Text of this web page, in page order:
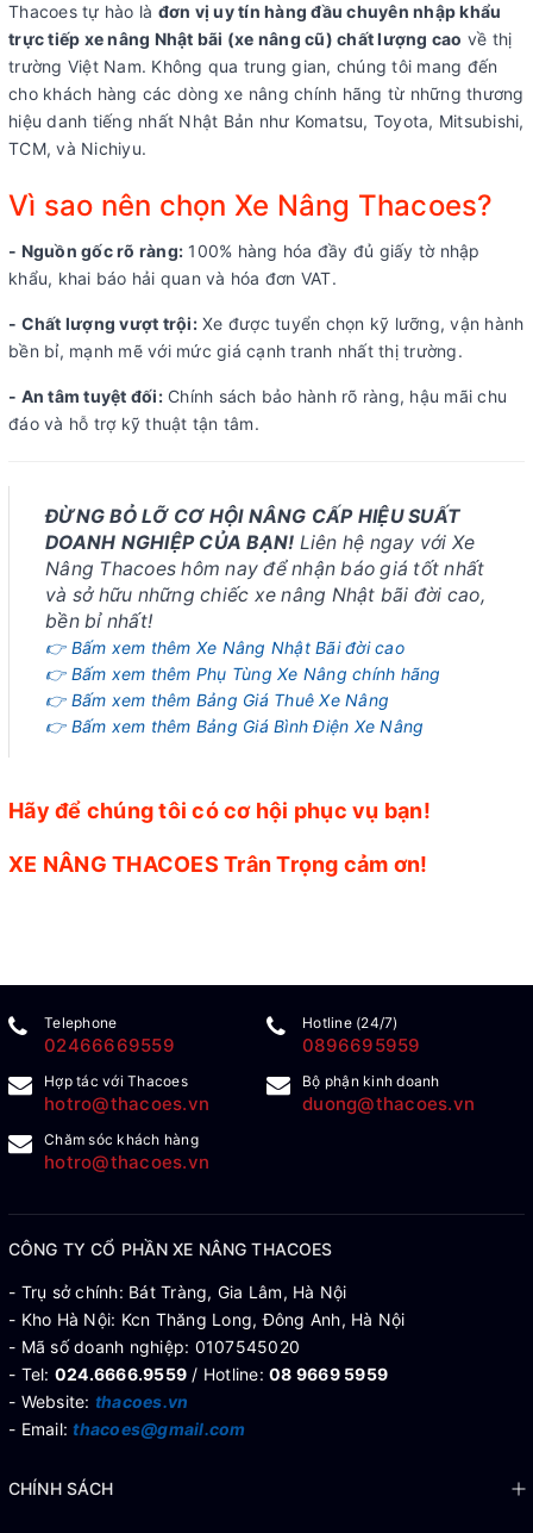
Thacoes tự hào là đơn vị uy tín hàng đầu chuyên nhập khẩu
trực tiếp xe nâng Nhật bãi (xe nâng cũ) chất lượng cao về thị
trường Việt Nam. Không qua trung gian, chúng tôi mang đến
cho khách hàng các dòng xe nâng chính hãng từ những thương
hiệu danh tiếng nhất Nhật Bản như Komatsu, Toyota, Mitsubishi,
TCM, và Nichiyu.
Vì sao nên chọn Xe Nâng Thacoes?
- Nguồn gốc rõ ràng: 100% hàng hóa đầy đủ giấy tờ nhập
khẩu, khai báo hải quan và hóa đơn VAT.
- Chất lượng vượt trội:Xe được tuyển chọn kỹ lưỡng, vận hành
bền bỉ, mạnh mẽ với mức giá cạnh tranh nhất thị trường.
- An tâm tuyệt đối:Chính sách bảo hành rõ ràng, hậu mãi chu
đáo và hỗ trợ kỹ thuật tận tâm.
ĐỪNG BỎ LỠ CƠ HỘI NÂNG CẤP HIỆU SUẤT
DOANH NGHIỆP CỦA BẠN! Liên hệ ngay với Xe
Nâng Thacoes hôm nay để nhận báo giá tốt nhất
và sở hữu những chiếc xe nâng Nhật bãi đời cao,
bền bỉ nhất!
👉 Bấm xem thêm Xe Nâng Nhật Bãi đời cao
👉 Bấm xem thêm Phụ Tùng Xe Nâng chính hãng
👉 Bấm xem thêm Bảng Giá Thuê Xe Nâng
👉 Bấm xem thêm Bảng Giá Bình Điện Xe Nâng
Hãy để chúng tôi có cơ hội phục vụ bạn!
XE NÂNG THACOES Trân Trọng cảm ơn!
Telephone
02466669559
Hotline (24/7)
0896695959
Hợp tác với Thacoes
hotro@thacoes.vn
Bộ phận kinh doanh
duong@thacoes.vn
Chăm sóc khách hàng
hotro@thacoes.vn
CÔNG TY CỔ PHẦN XE NÂNG THACOES
- Trụ sở chính: Bát Tràng, Gia Lâm, Hà Nội
- Kho Hà Nội: Kcn Thăng Long, Đông Anh, Hà Nội
- Mã số doanh nghiệp: 0107545020
- Tel: 024.6666.9559 / Hotline: 08 9669 5959
- Website: thacoes.vn
- Email:thacoes@gmail.com
CHÍNH SÁCH